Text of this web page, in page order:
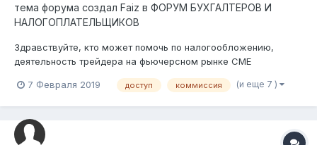
тема форума создал Faiz в ФОРУМ БУХГАЛТЕРОВ И
НАЛОГОПЛАТЕЛЬЩИКОВ
Здравствуйте, кто может помочь по налогообложению,
деятельность трейдера на фьючерсном рынке СМЕ
по КПН с источника из Казахстана, там есть много вариантов
Фьючерсные контракты подпада...
7 Февраля 2019 доступ коммиссия (и еще 7 )